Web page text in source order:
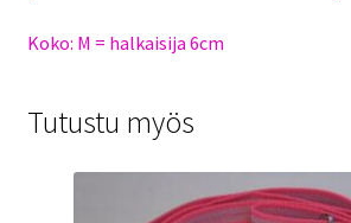
Koko: M = halkaisija 6cm
Tutustu myös